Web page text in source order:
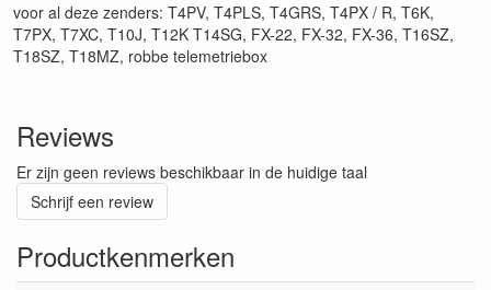
voor al deze zenders: T4PV, T4PLS, T4GRS, T4PX / R, T6K,
T7PX, T7XC, T10J, T12K T14SG, FX-22, FX-32, FX-36, T16SZ,
T18SZ, T18MZ, robbe telemetriebox
Reviews
Er zijn geen reviews beschikbaar in de huidige taal
Schrijf een review
Productkenmerken